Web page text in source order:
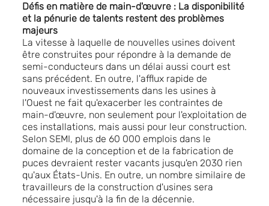
Défis en matière de main-d'œuvre : La disponibilité
et la pénurie de talents restent des problèmes
majeurs
La vitesse à laquelle de nouvelles usines doivent
être construites pour répondre à la demande de
semi-conducteurs dans un délai aussi court est
sans précédent. En outre, l'afflux rapide de
nouveaux investissements dans les usines à
l'Ouest ne fait qu'exacerber les contraintes de
main-d'œuvre, non seulement pour l'exploitation de
ces installations, mais aussi pour leur construction.
Selon SEMI, plus de 60 000 emplois dans le
domaine de la conception et de la fabrication de
puces devraient rester vacants jusqu'en 2030 rien
qu'aux États-Unis. En outre, un nombre similaire de
travailleurs de la construction d'usines sera
nécessaire jusqu'à la fin de la décennie.